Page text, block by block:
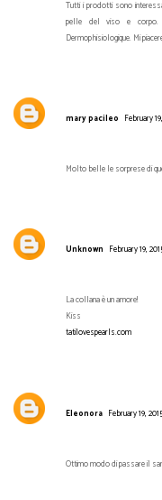
Tutti i prodotti sono
pelle del viso e corpo.
Dermophisiologique. Mi
mary pacileo February
Molto belle le sorprese di
Unknown February 19,
La collana è un amore!
Kiss
tatilovespearls.com
Eleonora February 19,
Ottimo modo di passare il